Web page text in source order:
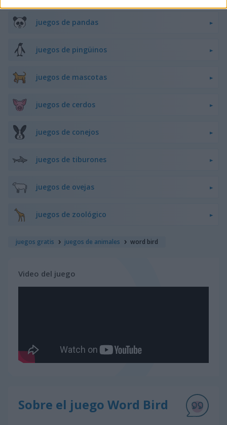
juegos de pandas
juegos de pingüinos
juegos de mascotas
juegos de cerdos
juegos de conejos
juegos de tiburones
juegos de ovejas
juegos de zoológico
juegos gratis juegos de animales word bird
Video del juego
Sobre el juego Word Bird